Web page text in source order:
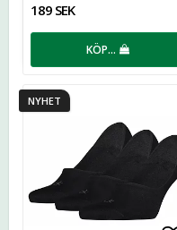
189 SEK
KÖP…
NYHET